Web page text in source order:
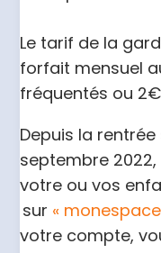
Le tarif de la
forfait mensuel
fréquentés ou
Depuis la
septembre
votre ou vos
sur « monespace
votre compte,